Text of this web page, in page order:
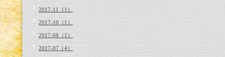
2017-11（1）
2017-10（1）
2017-08（1）
2017-07（4）